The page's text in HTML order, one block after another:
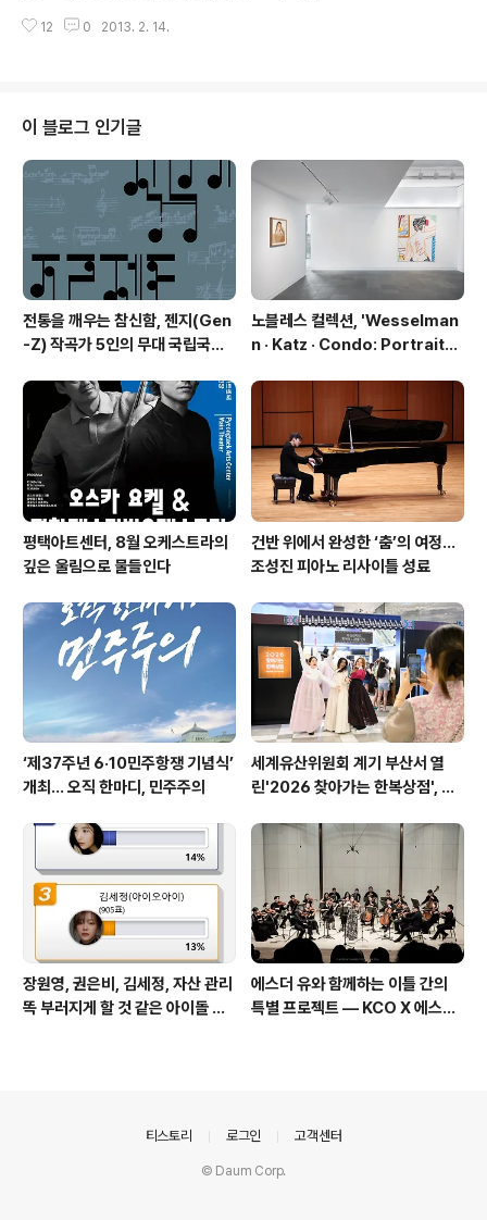
로 구성된 모던한 무대, 로미오와 줄리엣의 사랑의 중재자
지영이 1막 마지막 '발코니' 장면에서 아름다운 2인무를 선
게이 프로코피에프 음악, 장 크리스토퍼 마이요의 안무로
지난 2000년 9월 초연한 발레 '로미오와 줄리엣'은 2011
년 재공연에 이어 이번이 세번째 공연이자 국립발레단이 2
013년 시즌을 여는 첫 공연이다. 로미오 역에 이동훈, 줄리
엣 역에 김지영이 각각 단일 캐스팅되었고 연주는 코리안
심포니오케스트라가 맡았다. ..
12 0 2013. 2. 14.
이 블로그 인기글
전통을 깨우는 참신함, 젠지(Gen
-Z) 작곡가 5인의 무대 국립국악
트'
노블레스 컬렉션, 'Wesselman
n · Katz · Condo: Portraits i
평택아트센터, 8월 오케스트라의
깊은 울림으로 물들인다
건반 위에서 완성한 ‘춤’의 여정…
조성진 피아노 리사이틀 성료
‘제37주년 6·10민주항쟁 기념식’
개최… 오직 한마디, 민주주의
세계유산위원회 계기 부산서 열
린'2026 찾아가는 한복상점', 역
장원영, 권은비, 김세정, 자산 관리
똑 부러지게 할 것 같은 아이돌 스
에스더 유와 함께하는 이틀 간의
특별 프로젝트 — KCO X 에스더
티스토리 로그인 고객센터
© Daum Corp.